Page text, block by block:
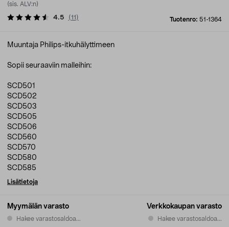
(sis. ALV:n)
Tuotenro: 51-1364
4.5 (11 )
Myymälän varasto
Hakee varastosaldoa...
Verkkokaupan varasto
Hakee varastosaldoa...
Muuntaja Philips-itkuhälyttimeen
Sopii seuraaviin malleihin:
SCD501
SCD502
SCD503
SCD505
SCD506
SCD560
SCD570
SCD580
SCD585
Lisätietoja